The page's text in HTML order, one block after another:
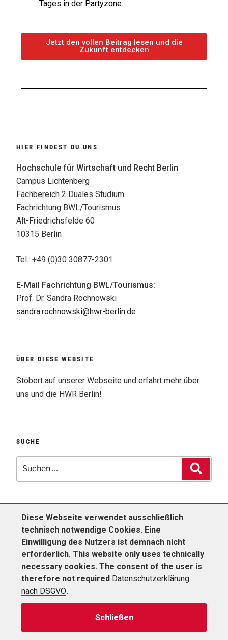
Tages in der Partyzone.
Jetzt den vollen Beitrag lesen und die
Zukunft entdecken
HIER FINDEST DU UNS
Hochschule für Wirtschaft und Recht Berlin
Campus Lichtenberg
Fachbereich 2 Duales Studium
Fachrichtung BWL/Tourismus
Alt-Friedrichsfelde 60
10315 Berlin
Tel.: +49 (0)30 30877-2301
E-Mail Fachrichtung BWL/Tourismus:
Prof. Dr. Sandra Rochnowski
sandra.rochnowski@hwr-berlin.de
ÜBER DIESE WEBSITE
Stöbert auf unserer Webseite und erfahrt mehr über
uns und die HWR Berlin!
SUCHE
Kontakt
Impressum
Datenschutzerklärung nach DSGVO
Diese Webseite verwendet ausschließlich
technisch notwendige Cookies. Eine
Einwilligung des Nutzers ist demnach nicht
erforderlich. This website only uses technically
necessary cookies. The consent of the user is
therefore not required Datenschutzerklärung
nach DSGVO.
Schließen